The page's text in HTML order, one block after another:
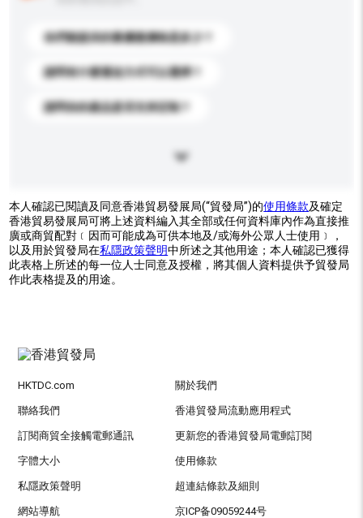
你們能提供的最優惠價格是多少？
請問有什麼運送方式可以選擇？
請問你的產品是否支持定制？
本人確認已閱讀及同意香港貿易發展局(“貿發局”)的使用條款及確定
香港貿易發展局可將上述資料編入其全部或任何資料庫內作為直接推
廣或商貿配對﹝因而可能成為可供本地及/或海外公眾人士使用﹞，
以及用於貿發局在私隱政策聲明中所述之其他用途；本人確認已獲得
此表格上所述的每一位人士同意及授權，將其個人資料提供予貿發局
作此表格提及的用途。
HKTDC.com 關於我們
聯絡我們 香港貿發局流動應用程式
訂閱商貿全接觸電郵通訊 更新您的香港貿發局電郵訂閱
字體大小 使用條款
私隱政策聲明 超連結條款及細則
網站導航 京ICP备09059244号